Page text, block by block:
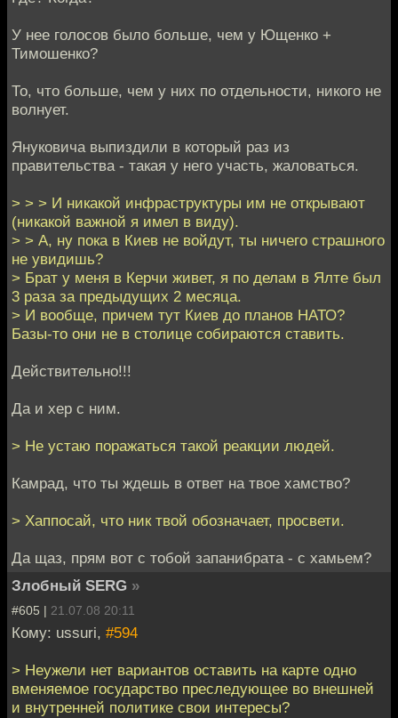
У нее голосов было больше, чем у Ющенко +
Тимошенко?
То, что больше, чем у них по отдельности, никого не
волнует.
Януковича выпиздили в который раз из
правительства - такая у него участь, жаловаться.
> > > И никакой инфраструктуры им не открывают
(никакой важной я имел в виду).
> > А, ну пока в Киев не войдут, ты ничего страшного
не увидишь?
> Брат у меня в Керчи живет, я по делам в Ялте был
3 раза за предыдущих 2 месяца.
> И вообще, причем тут Киев до планов НАТО?
Базы-то они не в столице собираются ставить.
Действительно!!!
Да и хер с ним.
> Не устаю поражаться такой реакции людей.
Камрад, что ты ждешь в ответ на твое хамство?
> Хаппосай, что ник твой обозначает, просвети.
Да щаз, прям вот с тобой запанибрата - с хамьем?
Злобный SERG »
#605 | 21.07.08 20:11
Кому: ussuri, #594
> Неужели нет вариантов оставить на карте одно
вменяемое государство преследующее во внешней
и внутренней политике свои интересы?